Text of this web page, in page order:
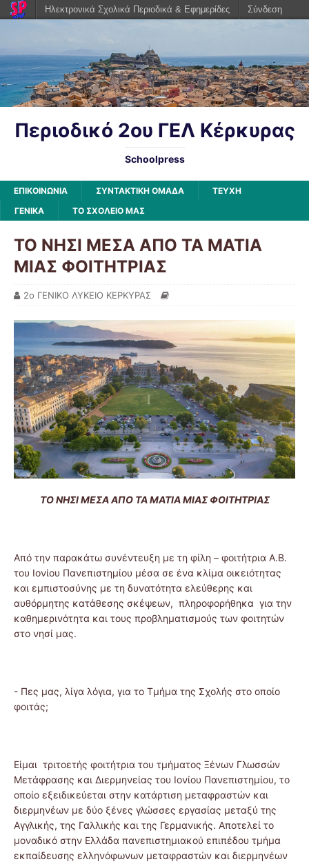
Περιοδικό 2ου ΓΕΛ Κέρκυρας
Schoolpress
ΕΠΙΚΟΙΝΩΝΙΑ ΣΥΝΤΑΚΤΙΚΗ ΟΜΑΔΑ
ΤΕΥΧΗ
ΓΕΝΙΚΆ
ΤΟ ΣΧΟΛΕΙΟ ΜΑΣ
ΤΟ ΝΗΣΙ ΜΕΣΑ ΑΠΟ ΤΑ ΜΑΤΙΑ
ΜΙΑΣ ΦΟΙΤΗΤΡΙΑΣ
2ο ΓΕΝΙΚΟ ΛΥΚΕΙΟ ΚΕΡΚΥΡΑΣ
ΤΟ ΝΗΣΙ ΜΕΣΑ ΑΠΟ ΤΑ ΜΑΤΙΑ ΜΙΑΣ ΦΟΙΤΗΤΡΙΑΣ
Aπό την παρακάτω συνέντευξη με τη φίλη – φοιτήτρια Α.Β.
του Ιονίου Πανεπιστημίου μέσα σε ένα κλίμα οικειότητας
και εμπιστοσύνης με τη δυνατότητα ελεύθερης και
αυθόρμητης κατάθεσης σκέψεων, πληροφορήθηκα για την
καθημερινότητα και τους προβληματισμούς των φοιτητών
στο νησί μας.
- Πες μας, λίγα λόγια, για το Τμήμα της Σχολής στο οποίο
φοιτάς;
Είμαι τριτοετής φοιτήτρια του τμήματος Ξένων Γλωσσών
Μετάφρασης και Διερμηνείας του Ιονίου Πανεπιστημίου, το
οποίο εξειδικεύεται στην κατάρτιση μεταφραστών και
διερμηνέων με δύο ξένες γλώσσες εργασίας μεταξύ της
Αγγλικής, της Γαλλικής και της Γερμανικής. Αποτελεί το
μοναδικό στην Ελλάδα πανεπιστημιακού επιπέδου τμήμα
εκπαίδευσης ελληνόφωνων μεταφραστών και διερμηνέων
Ηλεκτρονικά Σχολικά Περιοδικά & Εφημερίδες Σύνδεση